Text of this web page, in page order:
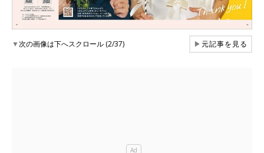
▼次の画像は下へスクロール (2/37) ▶元記事を見る